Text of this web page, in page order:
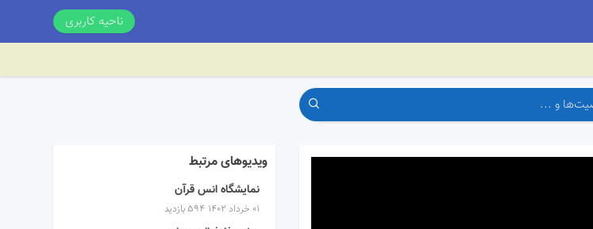
ناحیه کاربری
ویدیوهای مرتبط
نمایشگاه انس قرآن
۰۱ خرداد ۱۴۰۲ 594 بازدید